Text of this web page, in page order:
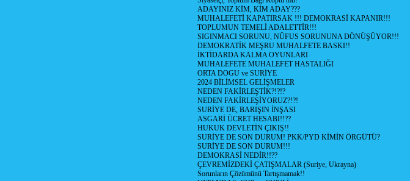
ADAYINIZ KİM, KİM ADAY???
MUHALEFETİ KAPATIRSAK !!! DEMOKRASİ KAPANIR!!!
TOPLUMUN TEMELİ ADALETTİR!!!
SIGINMACI SORUNU, NÜFUS SORUNUNA DÖNÜŞÜYOR!!!
DEMOKRATİK MEŞRU MUHALFETE BASKI!!
İKTİDARDA KALMA OYUNLARI
MUHALEFETE MUHALEFET HASTALIĞI
ORTA DOGU ve SURİYE
2024 BİLİMSEL GELİŞMELER
NEDEN FAKİRLEŞTİK?!?!?
NEDEN FAKİRLEŞİYORUZ?!?!
SURİYE DE, BARIŞIN İNŞASI
ASGARİ ÜCRET HESABI!!??
HUKUK DEVLETİN ÇIKIŞ!!
SURİYE DE SON DURUM! PKK/PYD KİMİN ÖRGÜTÜ?
SURİYE DE SON DURUM!!!
DEMOKRASİ NEDİR!!??
ÇEVREMİZDEKİ ÇATIŞMALAR (Suriye, Ukrayna)
Sorunların Çözümünü Tartışmamak!!